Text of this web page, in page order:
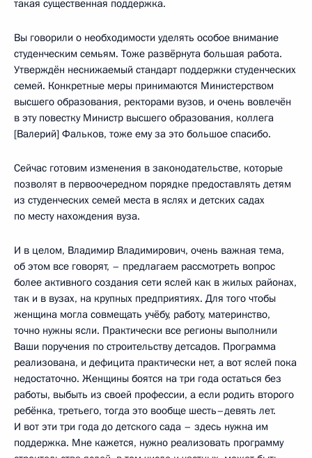
такая существенная поддержка.
Вы говорили о необходимости уделять особое внимание
студенческим семьям. Тоже развёрнута большая работа.
Утверждён неснижаемый стандарт поддержки студенческих
семей. Конкретные меры принимаются Министерством
высшего образования, ректорами вузов, и очень вовлечён
в эту повестку Министр высшего образования, коллега
[Валерий] Фальков, тоже ему за это большое спасибо.
Сейчас готовим изменения в законодательстве, которые
позволят в первоочередном порядке предоставлять детям
из студенческих семей места в яслях и детских садах
по месту нахождения вуза.
И в целом, Владимир Владимирович, очень важная тема,
об этом все говорят, – предлагаем рассмотреть вопрос
более активного создания сети яслей как в жилых районах,
так и в вузах, на крупных предприятиях. Для того чтобы
женщина могла совмещать учёбу, работу, материнство,
точно нужны ясли. Практически все регионы выполнили
Ваши поручения по строительству детсадов. Программа
реализована, и дефицита практически нет, а вот яслей пока
недостаточно. Женщины боятся на три года остаться без
работы, выбыть из своей профессии, а если родить второго
ребёнка, третьего, тогда это вообще шесть–девять лет.
И вот эти три года до детского сада – здесь нужна им
поддержка. Мне кажется, нужно реализовать программу